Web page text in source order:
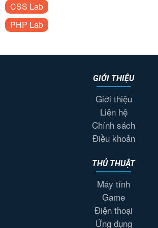
CSS Lab
PHP Lab
GIỚI THIỆU
Giới thiệu
Liên hệ
Chính sách
Điều khoản
THỦ THUẬT
Máy tính
Game
Điện thoại
Ứng dụng